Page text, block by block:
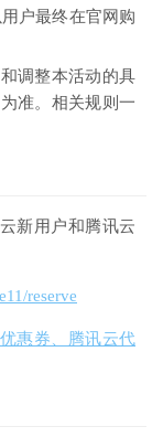
户最终在官网购
调整本活动的具
准。相关规则一
新用户和腾讯云
reserve
惠券、腾讯云代